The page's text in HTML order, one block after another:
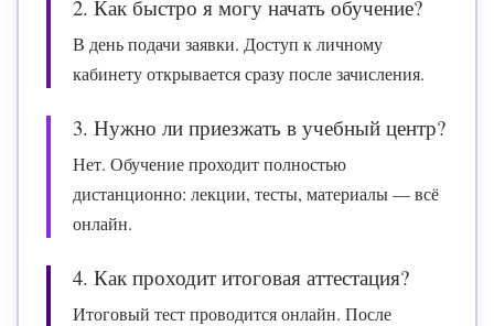
2. Как быстро я могу начать обучение?
В день подачи заявки. Доступ к личному
кабинету открывается сразу после зачисления.
3. Нужно ли приезжать в учебный центр?
Нет. Обучение проходит полностью
дистанционно: лекции, тесты, материалы — всё
онлайн.
4. Как проходит итоговая аттестация?
Итоговый тест проводится онлайн. После